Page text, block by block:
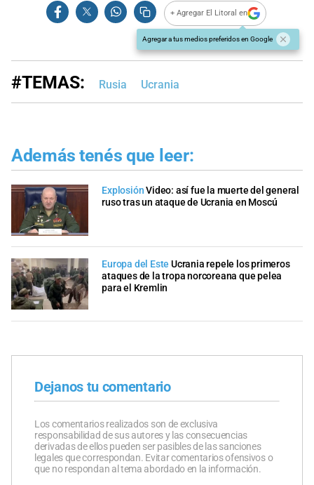
+ Agregar El Litoral en
Agregar a tus medios preferidos en Google
#TEMAS: Rusia Ucrania
Además tenés que leer:
ExplosiónVideo: así fue la muerte del general
ruso tras un ataque de Ucrania en Moscú
Europa del Este Ucrania repele los primeros
ataques de la tropa norcoreana que pelea
para el Kremlin
Dejanos tu comentario
Los comentarios realizados son de exclusiva
responsabilidad de sus autores y las consecuencias
derivadas de ellos pueden ser pasibles de las sanciones
legales que correspondan. Evitar comentarios ofensivos o
que no respondan al tema abordado en la información.